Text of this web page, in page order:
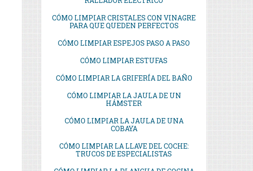
CÓMO LIMPIAR CRISTALES CON VINAGRE
PARA QUE QUEDEN PERFECTOS
CÓMO LIMPIAR ESPEJOS PASO A PASO
CÓMO LIMPIAR ESTUFAS
CÓMO LIMPIAR LA GRIFERÍA DEL BAÑO
CÓMO LIMPIAR LA JAULA DE UN
HÁMSTER
CÓMO LIMPIAR LA JAULA DE UNA
COBAYA
CÓMO LIMPIAR LA LLAVE DEL COCHE:
TRUCOS DE ESPECIALISTAS